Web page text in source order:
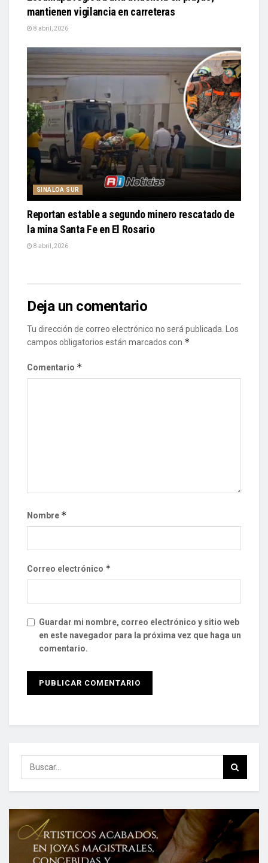
mantienen vigilancia en carreteras
8 abril, 2026
SINALOA SUR
Reportan estable a segundo minero rescatado de
la mina Santa Fe en El Rosario
8 abril, 2026
Deja un comentario
Tu dirección de correo electrónico no será publicada.
Los
campos obligatorios están marcados con *
Comentario *
Nombre *
Correo electrónico *
Guardar mi nombre, correo electrónico y sitio web
en este navegador para la próxima vez que haga un
comentario.